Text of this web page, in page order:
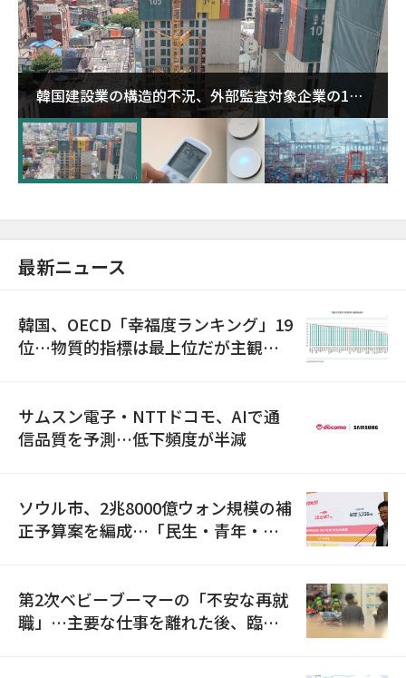
韓国建設業の構造的不況、外部監査対象企業の1割
超が「ゾンビ企業」に…5年で2.8倍増
最新ニュース
韓国、OECD「幸福度ランキング」19
位…物質的指標は最上位だが主観的
サムスン電子・NTTドコモ、AIで通
信品質を予測…低下頻度が半減
ソウル市、2兆8000億ウォン規模の補
正予算案を編成…「民生・青年・安
第2次ベビーブーマーの「不安な再就
職」…主要な仕事を離れた後、臨時